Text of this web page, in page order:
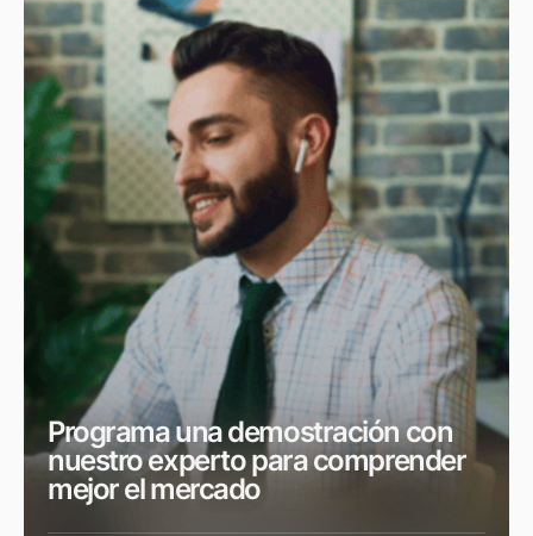
Programa una demostración con
nuestro experto para comprender
mejor el mercado